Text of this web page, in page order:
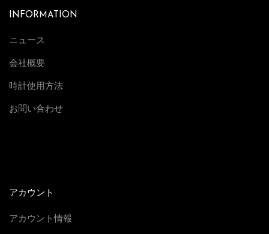
INFORMATION
ニュース
会社概要
時計使用方法
お問い合わせ
アカウント
アカウント情報